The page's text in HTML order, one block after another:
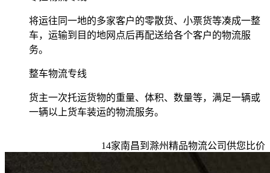
将运往同一地的多家客户的零散货、小票货等凑成一整
车，运输到目的地网点后再配送给各个客户的物流服
务。
整车物流专线
货主一次托运货物的重量、体积、数量等，满足一辆或
一辆以上货车装运的物流服务。
14家南昌到滁州精品物流公司供您比价